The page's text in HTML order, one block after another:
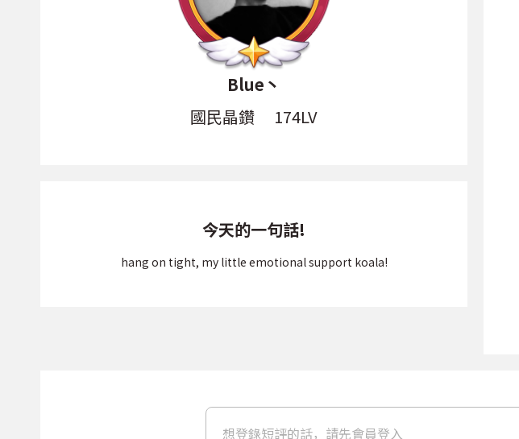
Blue丶
國民晶鑽
174LV
今天的一句話!
hang on tight, my little emotional support koala!